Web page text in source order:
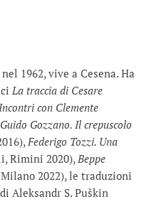
1962, vive a Cesena. Ha
La traccia di Cesare
Incontri con Clemente
Guido Gozzano. Il crepuscolo
Federigo Tozzi. Una
Rimini 2020), Beppe
2022), le traduzioni
di Aleksandr S. Puškin